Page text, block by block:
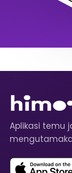
Aplikasi temu